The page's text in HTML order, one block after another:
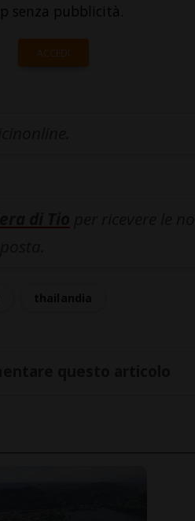
senza pubblicità.
ACCEDI